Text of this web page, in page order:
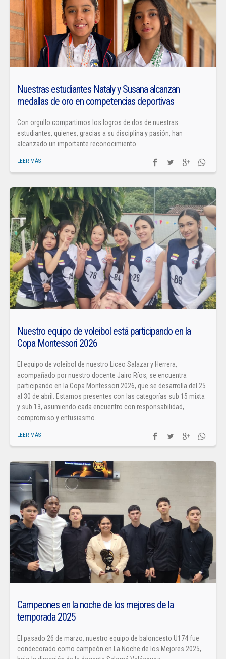
Nuestras estudiantes Nataly y Susana alcanzan
medallas de oro en competencias deportivas
Con orgullo compartimos los logros de dos de nuestras
estudiantes, quienes, gracias a su disciplina y pasión, han
alcanzado un importante reconocimiento.
LEER MÁS
Nuestro equipo de voleibol está participando en la
Copa Montessori 2026
El equipo de voleibol de nuestro Liceo Salazar y Herrera,
acompañado por nuestro docente Jairo Ríos, se encuentra
participando en la Copa Montessori 2026, que se desarrolla del 25
al 30 de abril. Estamos presentes con las categorías sub 15 mixta
y sub 13, asumiendo cada encuentro con responsabilidad,
compromiso y entusiasmo.
LEER MÁS
Campeones en la noche de los mejores de la
temporada 2025
El pasado 26 de marzo, nuestro equipo de baloncesto U174 fue
condecorado como campeón en La Noche de los Mejores 2025,